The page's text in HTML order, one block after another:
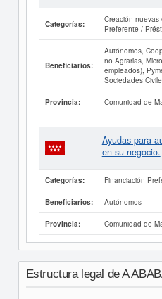
Categorías:
Creación nuevas
Preferente /
Beneficiarios:
Autónomos,
no Agrarias,
empleados),
Sociedades
Provincia: Comunidad de
Ayudas para
en su negocio.
Categorías: Financiación
Beneficiarios: Autónomos
Provincia: Comunidad de
Estructura legal de A